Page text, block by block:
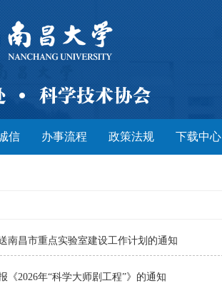
信 办事流程 政策法规 下载中心
南昌市重点实验室建设工作计划的通知
《2026年“科学大师剧工程”》的通知